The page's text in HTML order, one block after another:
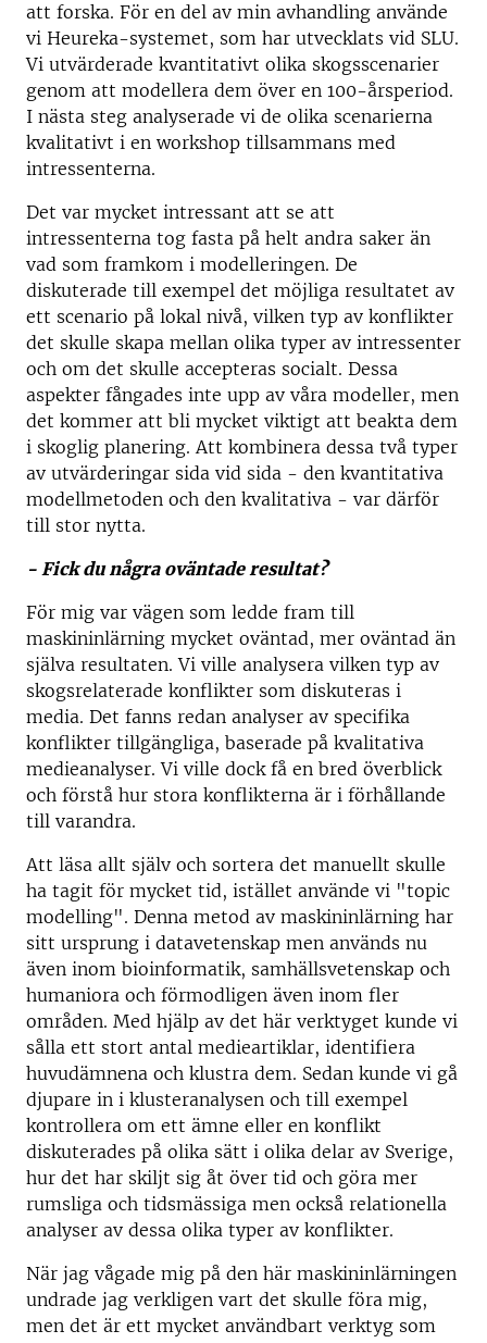
att forska. För en del av min avhandling använde
vi Heureka-systemet, som har utvecklats vid SLU.
Vi utvärderade kvantitativt olika skogsscenarier
genom att modellera dem över en 100-årsperiod.
I nästa steg analyserade vi de olika scenarierna
kvalitativt i en workshop tillsammans med
intressenterna.
Det var mycket intressant att se att
intressenterna tog fasta på helt andra saker än
vad som framkom i modelleringen. De
diskuterade till exempel det möjliga resultatet av
ett scenario på lokal nivå, vilken typ av konflikter
det skulle skapa mellan olika typer av intressenter
och om det skulle accepteras socialt. Dessa
aspekter fångades inte upp av våra modeller, men
det kommer att bli mycket viktigt att beakta dem
i skoglig planering. Att kombinera dessa två typer
av utvärderingar sida vid sida - den kvantitativa
modellmetoden och den kvalitativa - var därför
till stor nytta.
- Fick du några oväntade resultat?
För mig var vägen som ledde fram till
maskininlärning mycket oväntad, mer oväntad än
själva resultaten. Vi ville analysera vilken typ av
skogsrelaterade konflikter som diskuteras i
media. Det fanns redan analyser av specifika
konflikter tillgängliga, baserade på kvalitativa
medieanalyser. Vi ville dock få en bred överblick
och förstå hur stora konflikterna är i förhållande
till varandra.
Att läsa allt själv och sortera det manuellt skulle
ha tagit för mycket tid, istället använde vi "topic
modelling". Denna metod av maskininlärning har
sitt ursprung i datavetenskap men används nu
även inom bioinformatik, samhällsvetenskap och
humaniora och förmodligen även inom fler
områden. Med hjälp av det här verktyget kunde vi
sålla ett stort antal medieartiklar, identifiera
huvudämnena och klustra dem. Sedan kunde vi gå
djupare in i klusteranalysen och till exempel
kontrollera om ett ämne eller en konflikt
diskuterades på olika sätt i olika delar av Sverige,
hur det har skiljt sig åt över tid och göra mer
rumsliga och tidsmässiga men också relationella
analyser av dessa olika typer av konflikter.
När jag vågade mig på den här maskininlärningen
undrade jag verkligen vart det skulle föra mig,
men det är ett mycket användbart verktyg som